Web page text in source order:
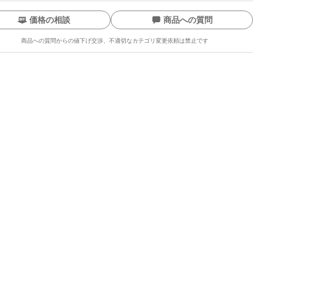
与しています
なユーザーです
価格の相談 商品への質問
商品への質問からの値下げ交渉、不適切なカテゴリ変更依頼は禁止です